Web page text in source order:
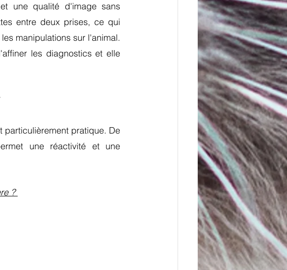
une qualité d'image sans
entre deux prises, ce qui
manipulations sur l'animal.
les diagnostics et elle
particulièrement pratique. De
une réactivité et une
?